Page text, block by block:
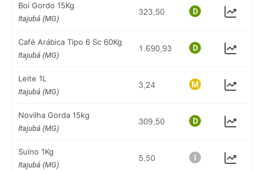
Boi Gordo 15Kg
Itajubá (MG)
Café Arábica Tipo 6 Sc 60Kg
Itajubá (MG)
Leite 1L
Itajubá (MG)
Novilha Gorda 15kg
Itajubá (MG)
Suíno 1Kg
Itajubá (MG)